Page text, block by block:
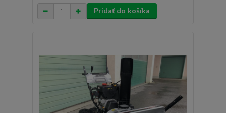
Pridať do košíka